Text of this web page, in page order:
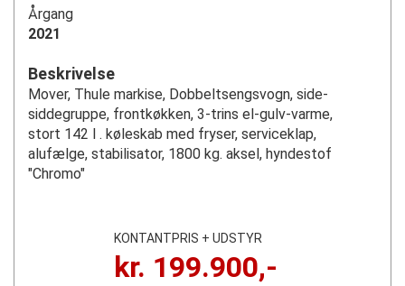
Årgang
2021
Beskrivelse
Mover, Thule markise, Dobbeltsengsvogn, side-
siddegruppe, frontkøkken, 3-trins el-gulv-varme,
stort 142 l . køleskab med fryser, serviceklap,
alufælge, stabilisator, 1800 kg. aksel, hyndestof
"Chromo"
KONTANTPRIS + UDSTYR
kr. 199.900,-